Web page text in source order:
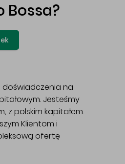
Bossa?
doświadczenia na
Jesteśmy
z polskim kapitałem.
Klientom i
ofertę